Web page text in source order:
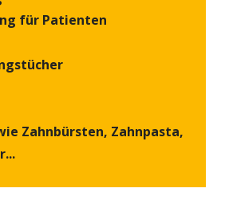
für Patienten
Zahnbürsten, Zahnpasta,